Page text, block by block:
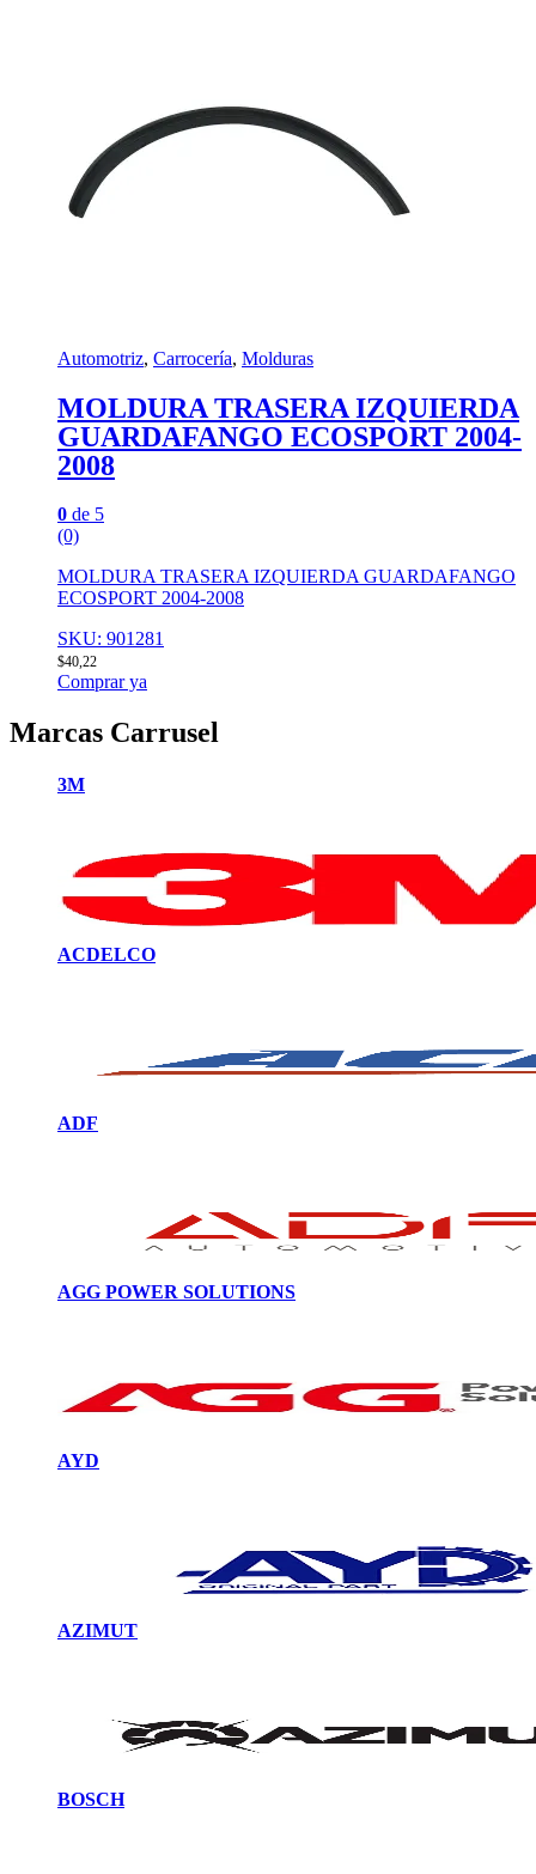
Automotriz, Carrocería, Molduras
MOLDURA TRASERA IZQUIERDA
GUARDAFANGO ECOSPORT 2004-
2008
0 de 5
(0)
MOLDURA TRASERA IZQUIERDA GUARDAFANGO
ECOSPORT 2004-2008
SKU: 901281
$40,22
Comprar ya
Marcas Carrusel
3M
ACDELCO
ADF
AGG POWER SOLUTIONS
AYD
AZIMUT
BOSCH